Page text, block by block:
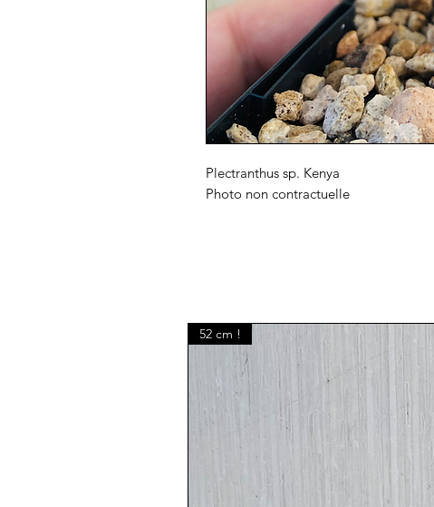
Plectranthus sp. Kenya
Photo non contractuelle
52 cm !